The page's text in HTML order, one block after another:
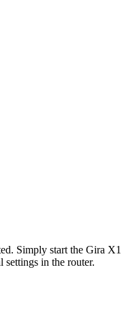
Simply start the Gira
in the router.